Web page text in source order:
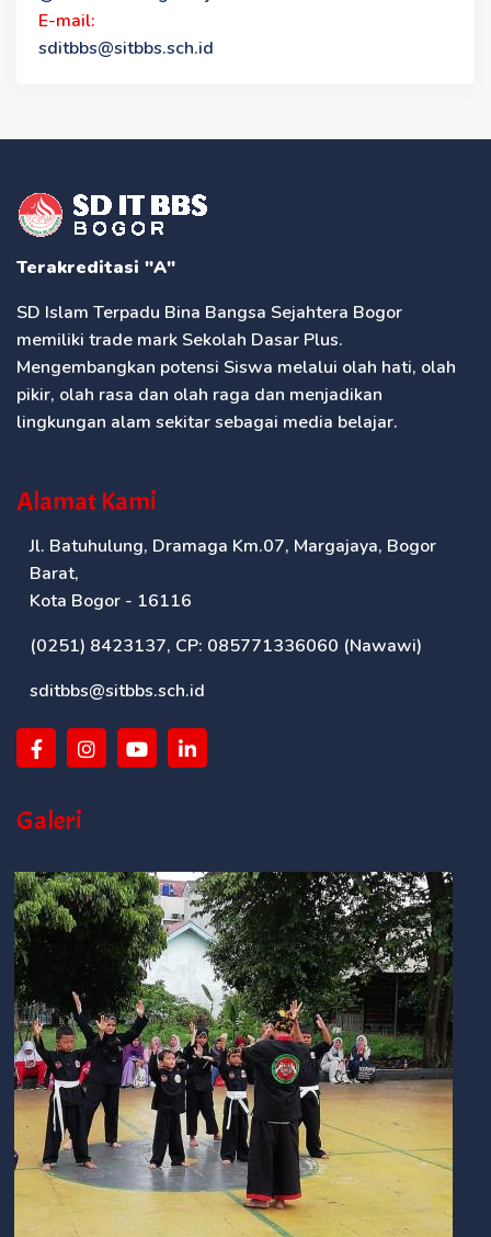
E-mail:
sditbbs@sitbbs.sch.id
Terakreditasi "A"
SD Islam Terpadu Bina Bangsa Sejahtera Bogor
memiliki trade mark Sekolah Dasar Plus.
Mengembangkan potensi Siswa melalui olah hati, olah
pikir, olah rasa dan olah raga dan menjadikan
lingkungan alam sekitar sebagai media belajar.
Alamat Kami
Jl. Batuhulung, Dramaga Km.07, Margajaya, Bogor
Barat,
Kota Bogor - 16116
(0251) 8423137, CP: 085771336060 (Nawawi)
sditbbs@sitbbs.sch.id
Galeri